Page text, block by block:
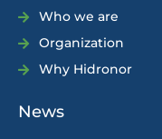
Who we are
Organization
Why Hidronor
News